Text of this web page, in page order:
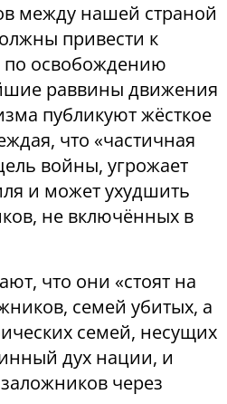
между нашей страной
привести к
освобождению
раввины движения
публикуют жёсткое
что «частичная
войны, угрожает
и может ухудшить
не включённых в
что они «стоят на
семей убитых, а
семей, несущих
дух нации, и
через